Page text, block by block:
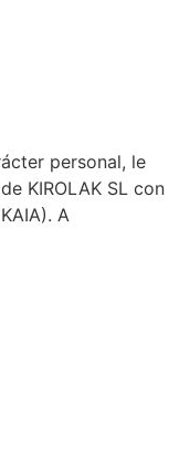
personal, le
KIROLAK SL con
A